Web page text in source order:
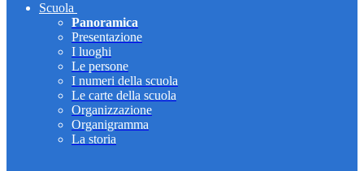
Scuola
Panoramica
Presentazione
I luoghi
Le persone
I numeri della scuola
Le carte della scuola
Organizzazione
Organigramma
La storia